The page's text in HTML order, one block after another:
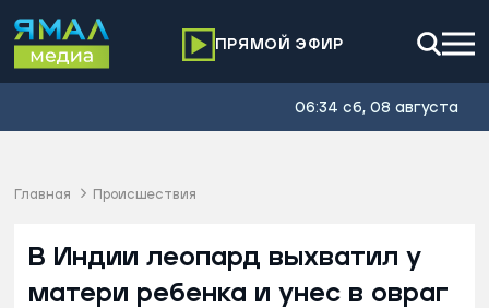
ПРЯМОЙ ЭФИР
06:34 сб, 08 августа
Главная Происшествия
В Индии леопард выхватил у
матери ребенка и унес в овраг